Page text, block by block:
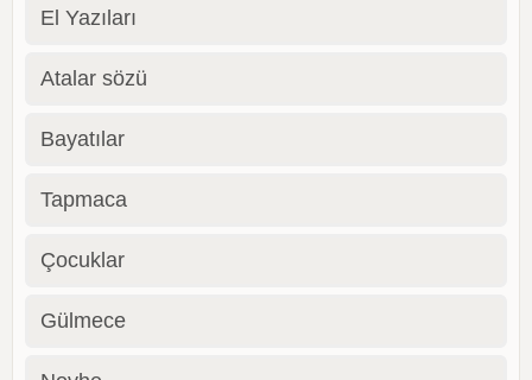
El Yazıları
Atalar sözü
Bayatılar
Tapmaca
Çocuklar
Gülmece